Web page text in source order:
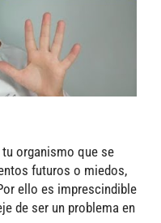
organismo que se
futuros o miedos,
ello es imprescindible
de ser un problema en